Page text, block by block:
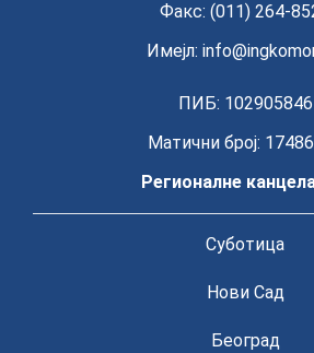
Факс: (011) 264-
Имејл:
ПИБ: 102905846
Матични број:
Регионалне
Суботица
Нови Сад
Београд